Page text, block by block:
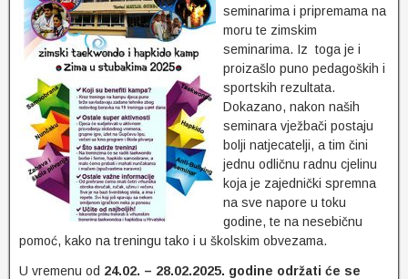
seminarima i pripremama na
moru te zimskim
seminarima. Iz toga je i
proizašlo puno pedagoških i
sportskih rezultata.
Dokazano, nakon naših
seminara vježbači postaju
bolji natjecatelji, a tim čini
jednu odličnu radnu cjelinu
koja je zajednički spremna
na sve napore u toku
godine, te na nesebičnu
pomoć, kako na treningu tako i u školskim obvezama.
U vremenu od 24.02. – 28.02.2025. godine održati će se